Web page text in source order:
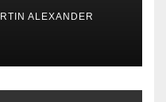
ALEXANDER